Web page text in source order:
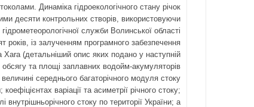
Динаміка гідроекологічного стану річок
десяти контрольних створів, використовуючи
служби Волинської області
років, із залученням програмного забезпечення
(детальніший опис яких подано у наступній
обсягу та площі заплавних водойм-акумуляторів
середнього багаторічного модуля стоку
варіації та асиметрії річного стоку;
внутрішньорічного стоку по території України; а